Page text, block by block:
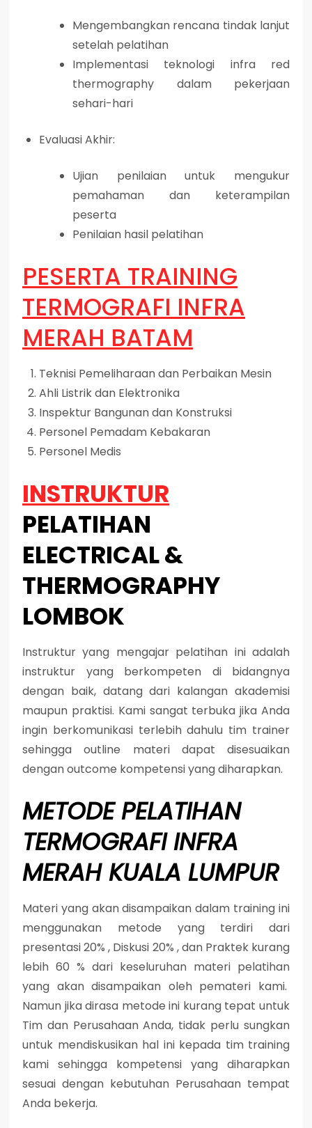
Mengembangkan rencana tindak lanjut
setelah pelatihan
Implementasi teknologi infra red
thermography dalam pekerjaan
sehari-hari
Evaluasi Akhir:
Ujian penilaian untuk mengukur
pemahaman dan keterampilan
peserta
Penilaian hasil pelatihan
PESERTA TRAINING
TERMOGRAFI INFRA
MERAH BATAM
Teknisi Pemeliharaan dan Perbaikan Mesin
Ahli Listrik dan Elektronika
Inspektur Bangunan dan Konstruksi
Personel Pemadam Kebakaran
Personel Medis
INSTRUKTUR
PELATIHAN
ELECTRICAL &
THERMOGRAPHY
LOMBOK
Instruktur yang mengajar pelatihan ini adalah
instruktur yang berkompeten di bidangnya
dengan baik, datang dari kalangan akademisi
maupun praktisi. Kami sangat terbuka jika Anda
ingin berkomunikasi terlebih dahulu tim trainer
sehingga outline materi dapat disesuaikan
dengan outcome kompetensi yang diharapkan.
METODEPELATIHAN
TERMOGRAFI INFRA
MERAH KUALA LUMPUR
Materi yang akan disampaikan dalam training ini
menggunakan metode yang terdiri dari
presentasi 20% , Diskusi 20% , dan Praktek kurang
lebih 60 % dari keseluruhan materi pelatihan
yang akan disampaikan oleh pemateri kami.
Namun jika dirasa metode ini kurang tepat untuk
Tim dan Perusahaan Anda, tidak perlu sungkan
untuk mendiskusikan hal ini kepada tim training
kami sehingga kompetensi yang diharapkan
sesuai dengan kebutuhan Perusahaan tempat
Anda bekerja.